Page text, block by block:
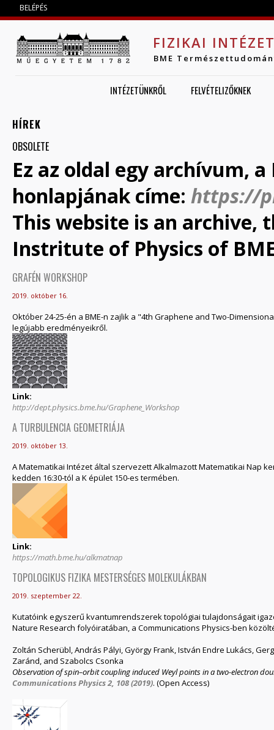
BELÉPÉS
FIZIKAI
BME
INTÉZETÜNKRŐL FELVÉTELIZŐKNEK
HÍREK
OBSOLETE
Ez az oldal egy archívum,
honlapjának címe: https://
This website is an archive,
Instritute of Physics of
GRAFÉN WORKSHOP
2019. október 16.
Október 24-25-én a BME-n zajlik a "4th Graphene and Two-
legújabb eredményeikről.
Link:
http://dept.physics.bme.hu/Graphene_Workshop
A TURBULENCIA GEOMETRIÁJA
2019. október 13.
A Matematikai Intézet által szervezett Alkalmazott Matematikai Nap
kedden 16:30-tól a K épület 150-es termében.
Link:
https://math.bme.hu/alkmatnap
TOPOLOGIKUS FIZIKA MESTERSÉGES MOLEKULÁKBAN
2019. szeptember 22.
Kutatóink egyszerű kvantumrendszerek topológiai tulajdonságait
Nature Research folyóiratában, a Communications Physics-ben
Zoltán Scherübl, András Pályi, György Frank, István Endre Lukács,
Zaránd, and Szabolcs Csonka
Observation of spin–orbit coupling induced Weyl points in a two-electron
Communications Physics 2, 108 (2019). (Open Access)